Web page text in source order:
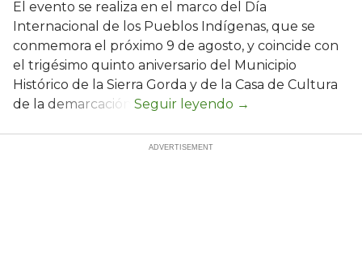
El evento se realiza en el marco del Día
Internacional de los Pueblos Indígenas, que se
conmemora el próximo 9 de agosto, y coincide con
el trigésimo quinto aniversario del Municipio
Histórico de la Sierra Gorda y de la Casa de Cultura
de la demarcación.